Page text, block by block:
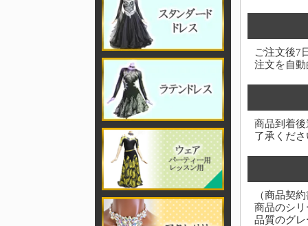
ご注文後7
注文を自
商品到着
了承くだ
（商品契
商品のシ
品質のグ